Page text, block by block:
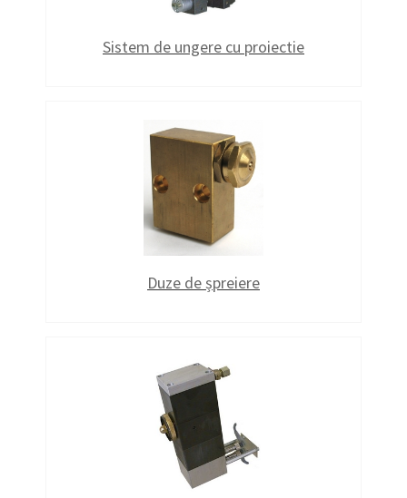
Sistem de ungere cu proiectie
Duze de șpreiere